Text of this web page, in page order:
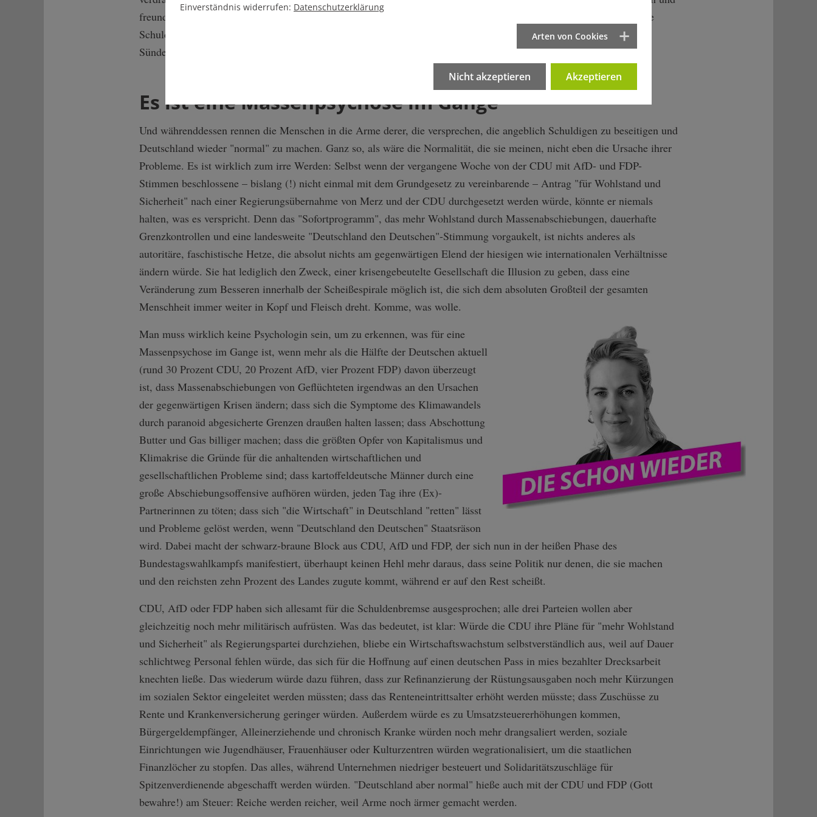
freundliches Bitten Humanismus, Menschenrechte und die Demokratie entstanden sein sollen, haha – kollektiv seine
Schuld an diversen Gesellschafts-, Wirtschafts- und Umweltkrisen, das es (mit-)verursacht hat und findet seine
Sündenböcke wieder im Anderen, bei den Fremden.
Es ist eine Massenpsychose im Gange
Und währenddessen rennen die Menschen in die Arme derer, die versprechen, die angeblich Schuldigen zu beseitigen und
Deutschland wieder "normal" zu machen. Ganz so, als wäre die Normalität, die sie meinen, nicht eben die Ursache ihrer
Probleme. Es ist wirklich zum irre Werden: Selbst wenn der vergangene Woche von der CDU mit AfD- und FDP-
Stimmen beschlossene – bislang (!) nicht einmal mit dem Grundgesetz zu vereinbarende – Antrag "für Wohlstand und
Sicherheit" nach einer Regierungsübernahme von Merz und der CDU durchgesetzt werden würde, könnte er niemals
halten, was es verspricht. Denn das "Sofortprogramm", das mehr Wohlstand durch Massenabschiebungen, dauerhafte
Grenzkontrollen und eine landesweite "Deutschland den Deutschen"-Stimmung vorgaukelt, ist nichts anderes als
autoritäre, faschistische Hetze, die absolut nichts am gegenwärtigen Elend der hiesigen wie internationalen Verhältnisse
ändern würde. Sie hat lediglich den Zweck, einer krisengebeutelte Gesellschaft die Illusion zu geben, dass eine
Veränderung zum Besseren innerhalb der Scheißespirale möglich ist, die sich dem absoluten Großteil der gesamten
Menschheit immer weiter in Kopf und Fleisch dreht. Komme, was wolle.
Man muss wirklich keine Psychologin sein, um zu erkennen, was für eine
Massenpsychose im Gange ist, wenn mehr als die Hälfte der Deutschen aktuell
(rund 30 Prozent CDU, 20 Prozent AfD, vier Prozent FDP) davon überzeugt
ist, dass Massenabschiebungen von Geflüchteten irgendwas an den Ursachen
der gegenwärtigen Krisen ändern; dass sich die Symptome des Klimawandels
durch paranoid abgesicherte Grenzen draußen halten lassen; dass Abschottung
Butter und Gas billiger machen; dass die größten Opfer von Kapitalismus und
Klimakrise die Gründe für die anhaltenden wirtschaftlichen und
gesellschaftlichen Probleme sind; dass kartoffeldeutsche Männer durch eine
große Abschiebungsoffensive aufhören würden, jeden Tag ihre (Ex)-
Partnerinnen zu töten; dass sich "die Wirtschaft" in Deutschland "retten" lässt
und Probleme gelöst werden, wenn "Deutschland den Deutschen" Staatsräson
wird. Dabei macht der schwarz-braune Block aus CDU, AfD und FDP, der sich nun in der heißen Phase des
Bundestagswahlkampfs manifestiert, überhaupt keinen Hehl mehr daraus, dass seine Politik nur denen, die sie machen
und den reichsten zehn Prozent des Landes zugute kommt, während er auf den Rest scheißt.
CDU, AfD oder FDP haben sich allesamt für die Schuldenbremse ausgesprochen; alle drei Parteien wollen aber
gleichzeitig noch mehr militärisch aufrüsten. Was das bedeutet, ist klar: Würde die CDU ihre Pläne für "mehr Wohlstand
und Sicherheit" als Regierungspartei durchziehen, bliebe ein Wirtschaftswachstum selbstverständlich aus, weil auf Dauer
schlichtweg Personal fehlen würde, das sich für die Hoffnung auf einen deutschen Pass in mies bezahlter Drecksarbeit
knechten ließe. Das wiederum würde dazu führen, dass zur Refinanzierung der Rüstungsausgaben noch mehr Kürzungen
im sozialen Sektor eingeleitet werden müssten; dass das Renteneintrittsalter erhöht werden müsste; dass Zuschüsse zu
Rente und Krankenversicherung geringer würden. Außerdem würde es zu Umsatzsteuererhöhungen kommen,
Bürgergeldempfänger, Alleinerziehende und chronisch Kranke würden noch mehr drangsaliert werden, soziale
Einrichtungen wie Jugendhäuser, Frauenhäuser oder Kulturzentren würden wegrationalisiert, um die staatlichen
Finanzlöcher zu stopfen. Das alles, während Unternehmen niedriger besteuert und Solidaritätszuschläge für
Spitzenverdienende abgeschafft werden würden. "Deutschland aber normal" hieße auch mit der CDU und FDP (Gott
bewahre!) am Steuer: Reiche werden reicher, weil Arme noch ärmer gemacht werden.
Einverständnis widerrufen: Datenschutzerklärung
Arten von Cookies
Nicht akzeptieren Akzeptieren